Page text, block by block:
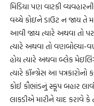
મિડિયા પણ વાટકી
વચ્ચે કોઇને ડાઉટ ન જાય તે
આવી જાય ત્યારે અથવા તો
ત્યારે અથવા તો વણબોલ્યા-
હોય ત્યારે અથવા બ્લેક
ત્યારે કૉન્ગ્રેસ આ
કોઈ કૌભાંડનું સ્કૂપ બહાર
લાકડીએ મારીને યાદ કરાવે કે